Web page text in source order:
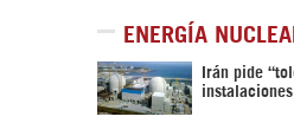
ENERGÍA
Irán pide